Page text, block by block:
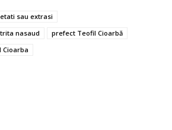
sau extrasi
nasaud
prefect Teofil Cioarbă
Cioarba